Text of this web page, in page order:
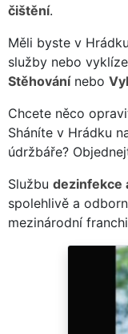
čištění.
Měli byste v
služby nebo
Stěhovánínebo
Chcete něco
Sháníte v Hrádku
údržbáře?
Službu dezinfekce
spolehlivě a
mezinárodní